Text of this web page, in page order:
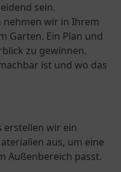
sein.
nehmen wir in Ihrem
Garten. Ein Plan und
zu gewinnen.
ist und wo das
erstellen wir ein
aus, um eine
Außenbereich passt.